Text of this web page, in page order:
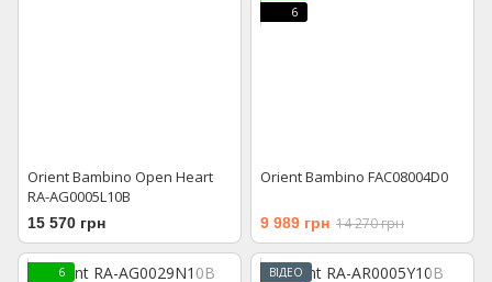
Orient Bambino Open Heart
RA-AG0005L10B
15 570 грн
6
Orient Bambino FAC08004D0
9 989 грн 14 270 грн
6
ВІДЕО